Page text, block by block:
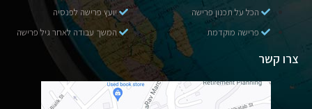
הכל על תכנון פרישה
פרישה מוקדמת
יועץ פרישה לפנסיה
המשך עבודה לאחר גיל פרישה
צרו קשר